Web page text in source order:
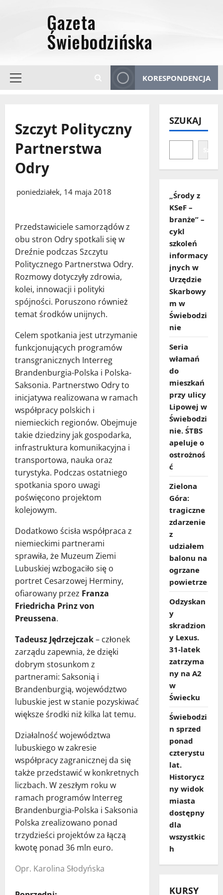
Menu
KORESPONDENCJA
Szczyt Polityczny
Partnerstwa
Odry
poniedziałek, 14 maja 2018
Przedstawiciele samorządów z
obu stron Odry spotkali się w
Dreźnie podczas Szczytu
Politycznego Partnerstwa Odry.
Rozmowy dotyczyły zdrowia,
kolei, innowacji i polityki
spójności. Poruszono również
temat środków unijnych.
Celem spotkania jest utrzymanie
funkcjonujących programów
transgranicznych Interreg
Brandenburgia-Polska i Polska-
Saksonia. Partnerstwo Odry to
inicjatywa realizowana w ramach
współpracy polskich i
niemieckich regionów. Obejmuje
takie dziedziny jak gospodarka,
infrastruktura komunikacyjna i
transportowa, nauka oraz
turystyka. Podczas ostatniego
spotkania sporo uwagi
poświęcono projektom
kolejowym.
Dodatkowo ścisła współpraca z
niemieckimi partnerami
sprawiła, że Muzeum Ziemi
Lubuskiej wzbogaciło się o
portret Cesarzowej Herminy,
ofiarowany przez Franza
Friedricha Prinz von
Preussena.
Tadeusz Jędrzejczak– członek
zarządu zapewnia, że dzięki
dobrym stosunkom z
partnerami: Saksonią i
Brandenburgią, województwo
lubuskie jest w stanie pozyskiwać
większe środki niż kilka lat temu.
Działalność województwa
lubuskiego w zakresie
współpracy zagranicznej da się
także przedstawić w konkretnych
liczbach. W zeszłym roku w
ramach programów Interreg
Brandenburgia-Polska i Saksonia
Polska zrealizowano ponad
trzydzieści projektów za łączą
kwotę ponad 36 mln euro.
Opr. Karolina Słodyńska
SZUKAJ
„Środy z
KSeF –
branże” –
cykl
szkoleń
informacy
jnych w
Urzędzie
Skarbowy
m w
Świebodzi
nie
Seria
włamań
do
mieszkań
przy ulicy
Lipowej w
Świebodzi
nie. ŚTBS
apeluje o
ostrożnoś
ć
Zielona
Góra:
tragiczne
zdarzenie
z
udziałem
balonu na
ogrzane
powietrze
Odzyskan
y
skradzion
y Lexus.
31‑latek
zatrzyma
ny na A2
w
Świecku
Świebodzi
n sprzed
ponad
czterystu
lat.
Historycz
ny widok
miasta
dostępny
dla
wszystkic
h
KURSY